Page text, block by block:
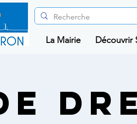
La Mairie Découvrir